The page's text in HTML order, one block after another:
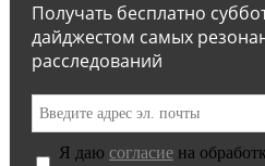
Получать бесплатно
дайджестом самых
расследований
Я даю согласие на